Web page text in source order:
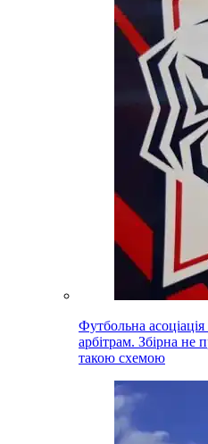
Футбольна
арбітрам. Збірна не
такою схемою